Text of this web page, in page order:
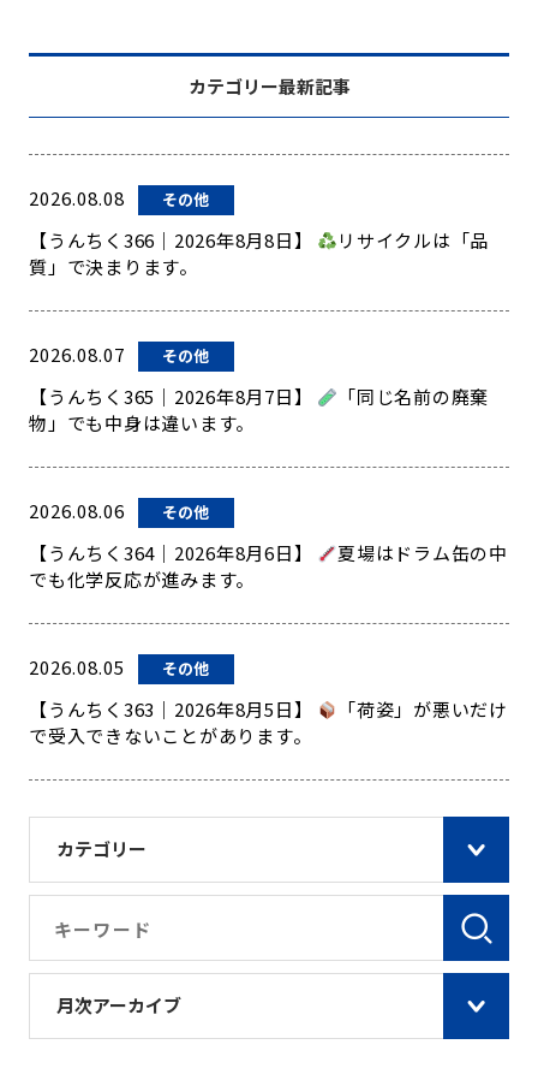
カテゴリー
月次アーカイブ
カテゴリー最新記事
2026.08.08 その他
【うんちく366｜2026年8月8日】
リサイクルは「品
質」で決まります。
2026.08.07 その他
【うんちく365｜2026年8月7日】
「同じ名前の廃棄
物」でも中身は違います。
2026.08.06 その他
【うんちく364｜2026年8月6日】
夏場はドラム缶の中
でも化学反応が進みます。
2026.08.05 その他
【うんちく363｜2026年8月5日】
「荷姿」が悪いだけ
で受入できないことがあります。